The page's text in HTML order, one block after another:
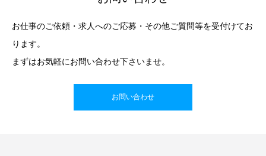
お仕事のご依頼・求人へのご応募・その他ご質問等を受付けてお
ります。
まずはお気軽にお問い合わせ下さいませ。
お問い合わせ